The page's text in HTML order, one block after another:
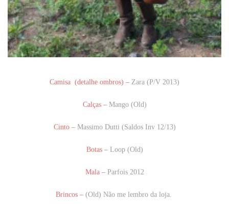
Camisa (detalhe ombros) – Zara (P/V 2013)
Calças –Mango (Old)
Cinto – Massimo Dutti (Saldos Inv 12/13)
Botas –Loop (Old)
Mala –Parfois 2012
Brincos – (Old) Não me lembro da loja.